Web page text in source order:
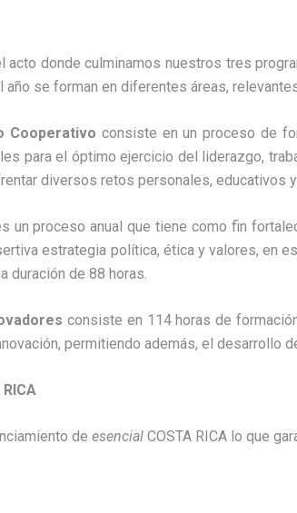
acto donde culminamos nuestros tres
año se forman en diferentes áreas,
Cooperativo consiste en un proceso de
para el óptimo ejercicio del liderazgo,
diversos retos personales, educativos
un proceso anual que tiene como fin
estrategia política, ética y valores, en
duración de 88 horas.
consiste en 114 horas de
permitiendo además, el
de esencial COSTA RICA lo que